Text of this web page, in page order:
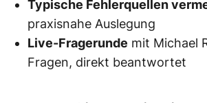
Typische Fehlerquellen
praxisnahe Auslegung
Live-Fragerunde mit Michael
Fragen, direkt beantwortet